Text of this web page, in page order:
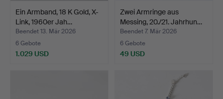
Ein Armband, 18 K Gold, X-
Link, 1960er Jah…
Beendet 13. Mär 2026
6 Gebote
1.029 USD
Zwei Armringe aus
Messing, 20./21. Jahrhun…
Beendet 7. Mär 2026
6 Gebote
49 USD